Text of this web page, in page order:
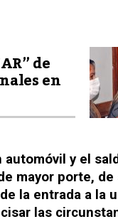
de
en
y el
mayor porte,
la entrada a la
las